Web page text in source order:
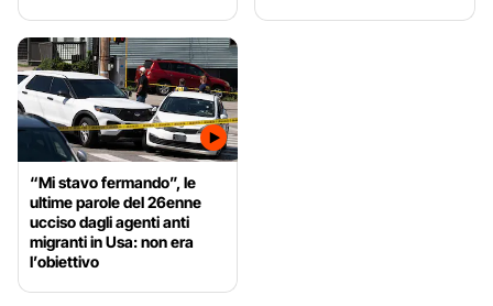
“Mi stavo fermando”, le
ultime parole del 26enne
ucciso dagli agenti anti
migranti in Usa: non era
l’obiettivo